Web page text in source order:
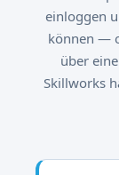
einloggen
können —
über
Skillworks